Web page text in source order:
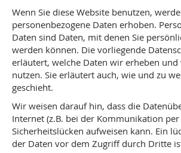
Wenn Sie diese Website benutzen,
personenbezogene Daten erhoben.
Daten sind Daten, mit denen Sie
werden können. Die vorliegende
erläutert, welche Daten wir erheben
nutzen. Sie erläutert auch, wie und zu
geschieht.
Wir weisen darauf hin, dass die
Internet (z.B. bei der Kommunikation per
Sicherheitslücken aufweisen kann. Ein
der Daten vor dem Zugriff durch Dritte